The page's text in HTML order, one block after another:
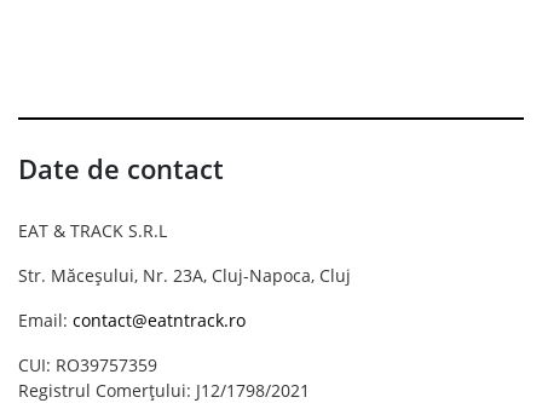
Date de contact
EAT & TRACK S.R.L
Str. Măceșului, Nr. 23A, Cluj-Napoca, Cluj
Email: contact@eatntrack.ro
CUI: RO39757359
Registrul Comerțului: J12/1798/2021